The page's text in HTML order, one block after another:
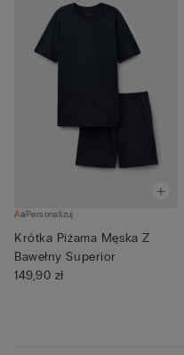
Personalizuj
Krótka Piżama Męska Z
Bawełny Superior
149,90 zł